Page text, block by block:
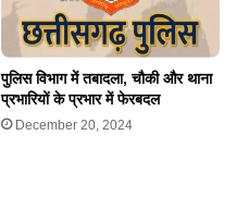
पुलिस विभाग में तबादला, चौकी और थाना
प्रभारियों के प्रभार में फेरबदल
December 20, 2024